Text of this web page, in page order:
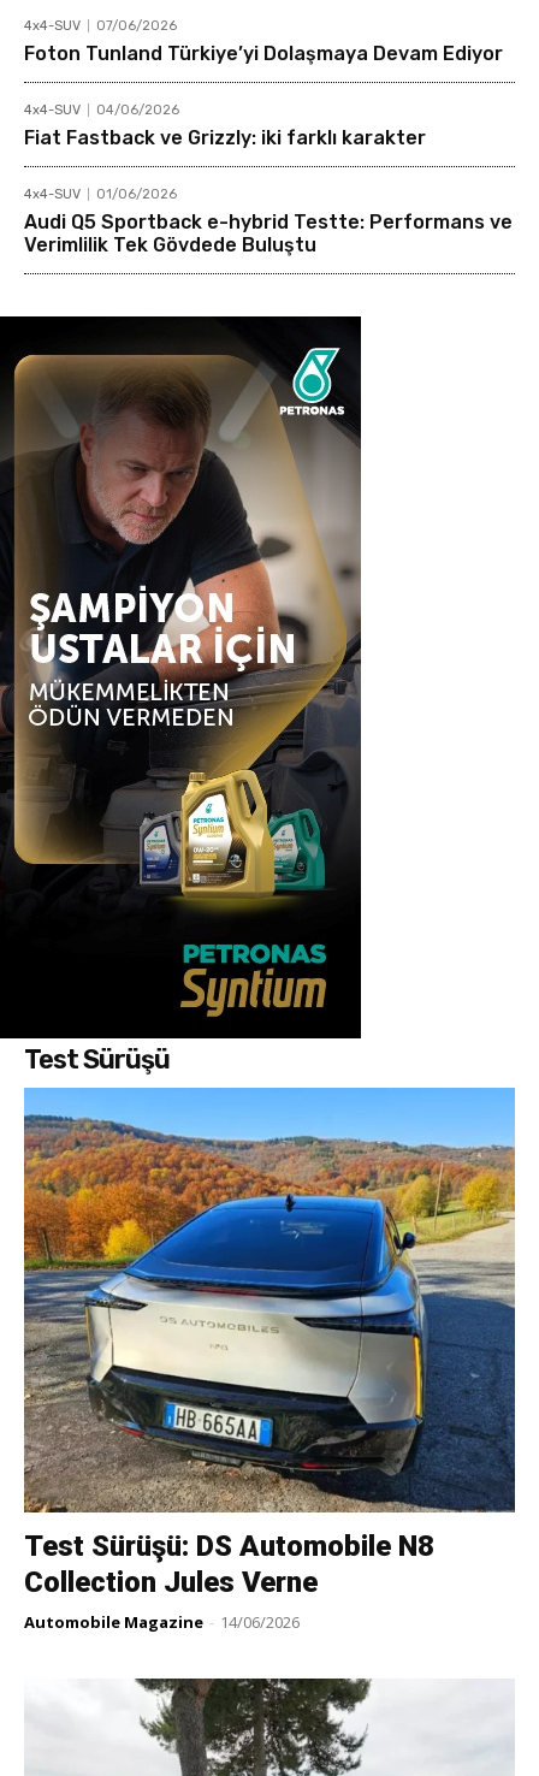
4x4-SUV 07/06/2026
Foton Tunland Türkiye’yi Dolaşmaya Devam Ediyor
4x4-SUV 04/06/2026
Fiat Fastback ve Grizzly: iki farklı karakter
4x4-SUV 01/06/2026
Audi Q5 Sportback e-hybrid Testte: Performans ve
Verimlilik Tek Gövdede Buluştu
Test Sürüşü
Test Sürüşü: DS Automobile N8
Collection Jules Verne
Automobile Magazine - 14/06/2026